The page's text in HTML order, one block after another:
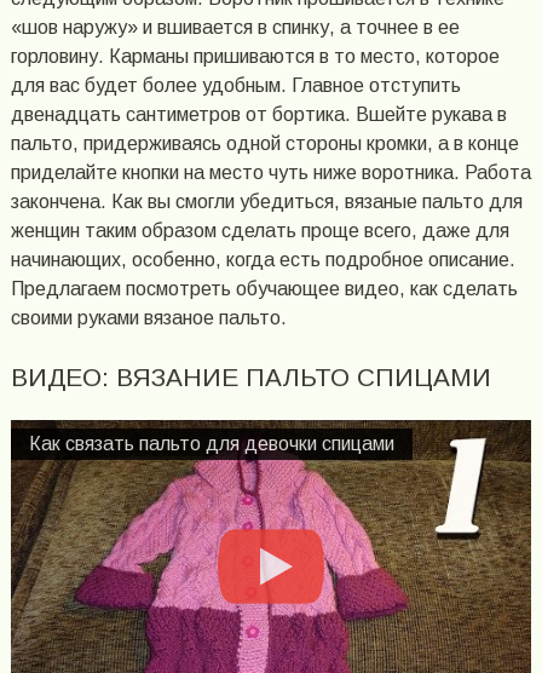
«шов наружу» и вшивается в спинку, а точнее в ее
горловину. Карманы пришиваются в то место, которое
для вас будет более удобным. Главное отступить
двенадцать сантиметров от бортика. Вшейте рукава в
пальто, придерживаясь одной стороны кромки, а в конце
приделайте кнопки на место чуть ниже воротника. Работа
закончена. Как вы смогли убедиться, вязаные пальто для
женщин таким образом сделать проще всего, даже для
начинающих, особенно, когда есть подробное описание.
Предлагаем посмотреть обучающее видео, как сделать
своими руками вязаное пальто.
ВИДЕО: ВЯЗАНИЕ ПАЛЬТО СПИЦАМИ
Как связать пальто для девочки спицами